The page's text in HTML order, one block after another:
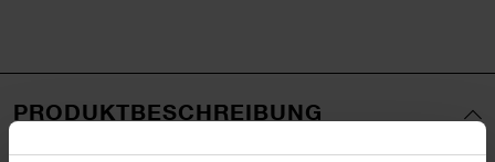
PRODUKTBESCHREIBUNG